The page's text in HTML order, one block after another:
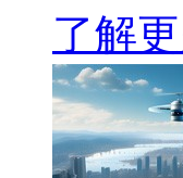
了解